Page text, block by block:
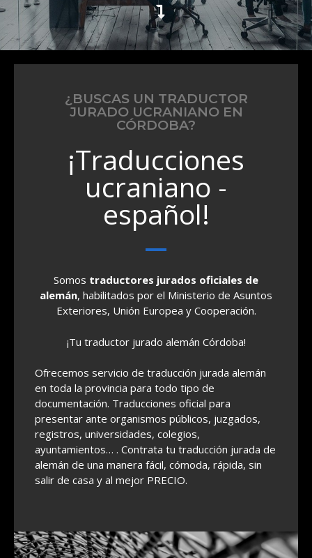
¿BUSCAS UN TRADUCTOR
JURADO UCRANIANO EN
CÓRDOBA?
¡Traducciones
ucraniano -
español!
Somos traductores jurados oficiales de
alemán, habilitados por el Ministerio de Asuntos
Exteriores, Unión Europea y Cooperación.
¡Tu traductor jurado alemán Córdoba!
Ofrecemos servicio de traducción jurada alemán
en toda la provincia para todo tipo de
documentación. Traducciones oficial para
presentar ante organismos públicos, juzgados,
registros, universidades, colegios,
ayuntamientos… . Contrata tu traducción jurada de
alemán de una manera fácil, cómoda, rápida, sin
salir de casa y al mejor PRECIO.